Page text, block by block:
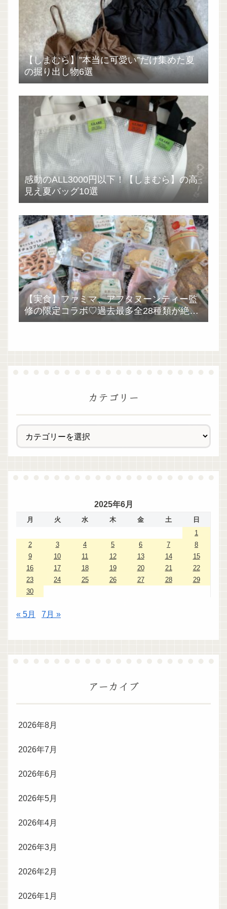
【しまむら】”本当に可愛い”だけ集めた夏
の掘り出し物6選
感動のALL3000円以下！【しまむら】の高
見え夏バッグ10選
【実食】ファミマ、アフタヌーンティー監
修の限定コラボ♡過去最多全28種類が絶品
過ぎた！
カテゴリー
2025年6月
月 火 水 木 金 土
日
1
2
3 4 5 6 7
8
9
10 11 12 13 14
15
16
17 18 19 20 21
22
23
24 25 26 27 28
29
30
« 5月 7月 »
アーカイブ
2026年8月
2026年7月
2026年6月
2026年5月
2026年4月
2026年3月
2026年2月
2026年1月